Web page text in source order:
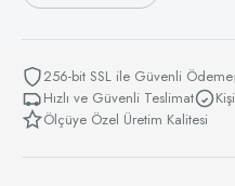
256-bit SSL ile Güvenli Ödeme
Hızlı ve Güvenli Teslimat
Ölçüye Özel Üretim Kalitesi